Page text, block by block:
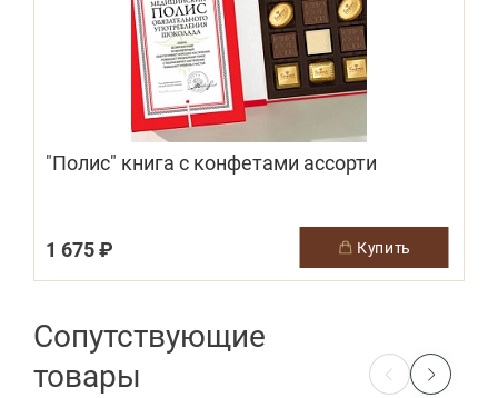
"Полис" книга с конфетами ассорти
1 675 ₽ купить
Сопутствующие
товары